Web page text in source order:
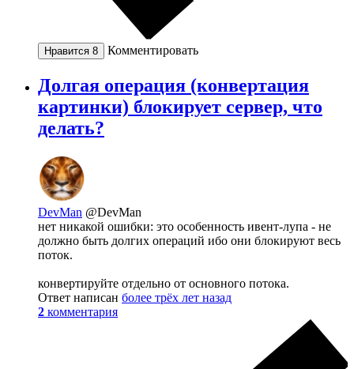
Нравится 8 Комментировать
Долгая операция (конвертация
картинки) блокирует сервер, что
делать?
DevMan @DevMan
нет никакой ошибки: это особенность ивент-лупа - не
должно быть долгих операций ибо они блокируют весь
поток.
конвертируйте отдельно от основного потока.
Ответ написан более трёх лет назад
2 комментария